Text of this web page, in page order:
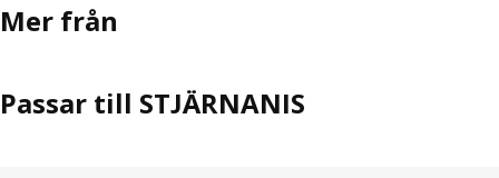
Mer från
Passar till STJÄRNANIS